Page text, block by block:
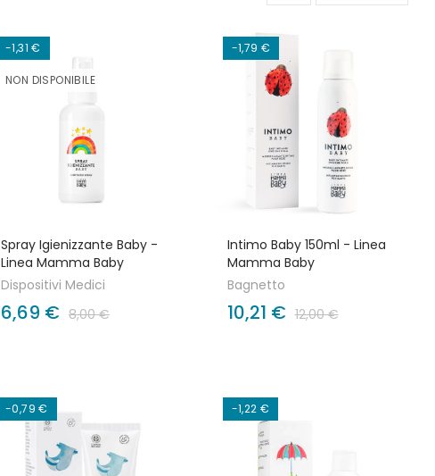
-1,31 €
NON DISPONIBILE
Spray Igienizzante Baby -
Linea Mamma Baby
Dispositivi Medici
6,69 € 8,00 €
-1,79 €
Intimo Baby 150ml - Linea
Mamma Baby
Bagnetto
10,21 € 12,00 €
-0,79 € -1,22 €